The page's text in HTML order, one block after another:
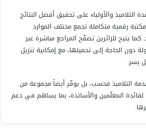
والأولياء على تحقيق أفضل النتائج
رقمية متكاملة تجمع مختلف الموارد
يتيح للزائرين تصفّح المراجع مباشرة عبر
دون الحاجة إلى تحميلها، مع إمكانية تنزيل
يسر.
التلاميذ فحسب، بل يوفّر أيضاً مجموعة من
لفائدة المعلّمين والأساتذة، بما يساهم في دعم